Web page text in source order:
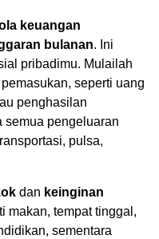
keuangan
bulanan. Ini
pribadimu. Mulailah
seperti uang
penghasilan
semua pengeluaran
pulsa,
dan keinginan
makan, tempat tinggal,
sementara